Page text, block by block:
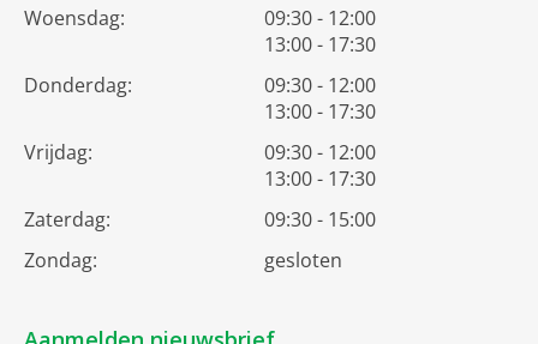
Woensdag:
09:30 - 12:00
13:00 - 17:30
Donderdag:
09:30 - 12:00
13:00 - 17:30
Vrijdag:
09:30 - 12:00
13:00 - 17:30
Zaterdag:
09:30 - 15:00
Zondag:
gesloten